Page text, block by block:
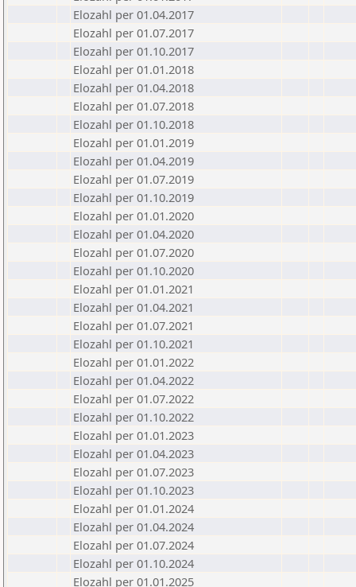
Elozahl per 01.04.2017
Elozahl per 01.07.2017
Elozahl per 01.10.2017
Elozahl per 01.01.2018
Elozahl per 01.04.2018
Elozahl per 01.07.2018
Elozahl per 01.10.2018
Elozahl per 01.01.2019
Elozahl per 01.04.2019
Elozahl per 01.07.2019
Elozahl per 01.10.2019
Elozahl per 01.01.2020
Elozahl per 01.04.2020
Elozahl per 01.07.2020
Elozahl per 01.10.2020
Elozahl per 01.01.2021
Elozahl per 01.04.2021
Elozahl per 01.07.2021
Elozahl per 01.10.2021
Elozahl per 01.01.2022
Elozahl per 01.04.2022
Elozahl per 01.07.2022
Elozahl per 01.10.2022
Elozahl per 01.01.2023
Elozahl per 01.04.2023
Elozahl per 01.07.2023
Elozahl per 01.10.2023
Elozahl per 01.01.2024
Elozahl per 01.04.2024
Elozahl per 01.07.2024
Elozahl per 01.10.2024
Elozahl per 01.01.2025